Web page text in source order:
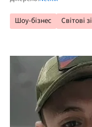
Шоу-бізнес Світові